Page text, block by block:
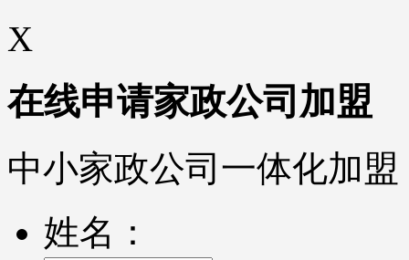
X
在线申请家政公司加盟
中小家政公司一体化加
姓名：